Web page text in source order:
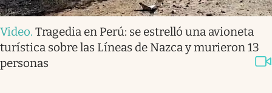
Video. Tragedia en Perú: se estrelló una avioneta
turística sobre las Líneas de Nazca y murieron 13
personas